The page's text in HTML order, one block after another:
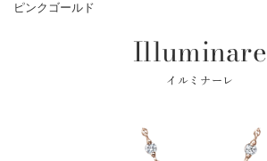
ピンクゴールド
Illuminare
イルミナーレ